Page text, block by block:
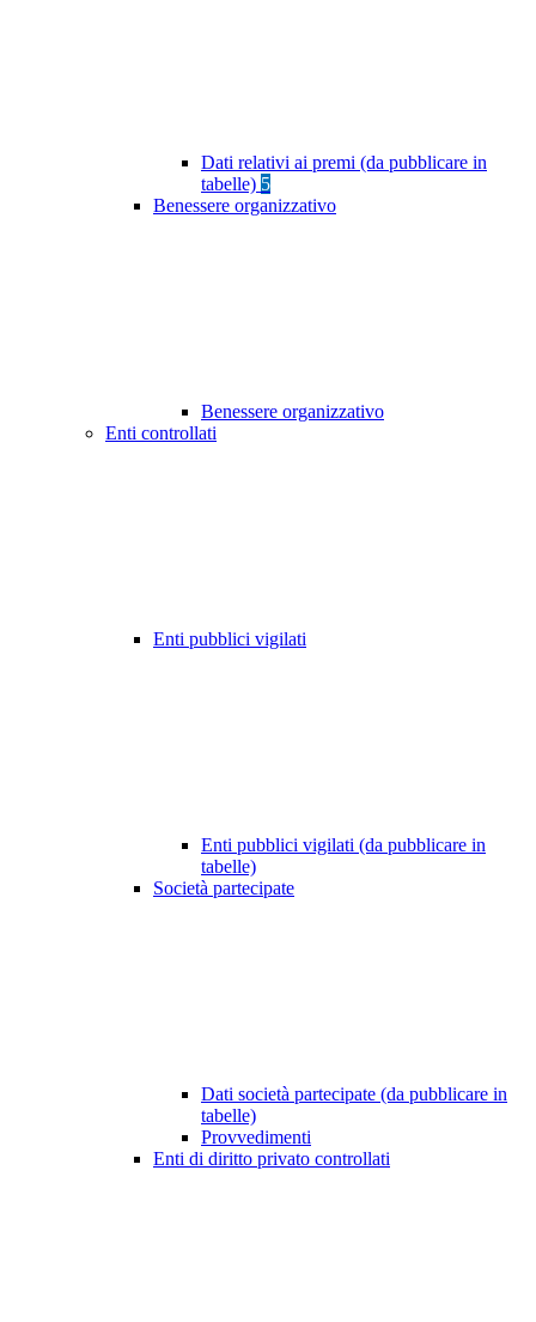
Dati relativi ai premi (da pubblicare in
tabelle) 5
Benessere organizzativo
Benessere organizzativo
Enti controllati
Enti pubblici vigilati
Enti pubblici vigilati (da pubblicare in
tabelle)
Società partecipate
Dati società partecipate (da pubblicare in
tabelle)
Provvedimenti
Enti di diritto privato controllati